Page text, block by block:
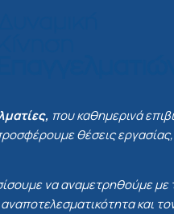
που καθημερινά
θέσεις εργασίας,
να αναμετρηθούμε με
και